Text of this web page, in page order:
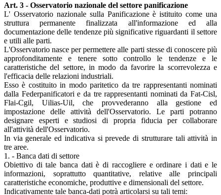
Art. 3 - Osservatorio nazionale del settore panificazione
L' Osservatorio nazionale sulla Panificazione è istituito come una
struttura permanente finalizzata all'informazione ed alla
documentazione delle tendenze più significative riguardanti il settore
e utili alle parti.
L'Osservatorio nasce per permettere alle parti stesse di conoscere più
approfonditamente e tenere sotto controllo le tendenze e le
caratteristiche del settore, in modo da favorire la scorrevolezza e
l'efficacia delle relazioni industriali.
Esso è costituito in modo paritetico da tre rappresentanti nominati
dalla Federpanificatori e da tre rappresentanti nominati da Fat-Cisl,
Flai-Cgil, Uilias-Uil, che provvederanno alla gestione ed
impostazione delle attività dell'Osservatorio. Le parti potranno
designare esperti e studiosi di propria fiducia per collaborare
all'attività dell'Osservatorio.
In via generale ed indicativa si prevede di strutturare tali attività in
tre aree.
1. - Banca dati di settore
Obiettivo di tale banca dati è di raccogliere e ordinare i dati e le
informazioni, soprattutto quantitative, relative alle principali
caratteristiche economiche, produttive e dimensionali del settore.
Indicativamente tale banca-dati potrà articolarsi su tali temi: